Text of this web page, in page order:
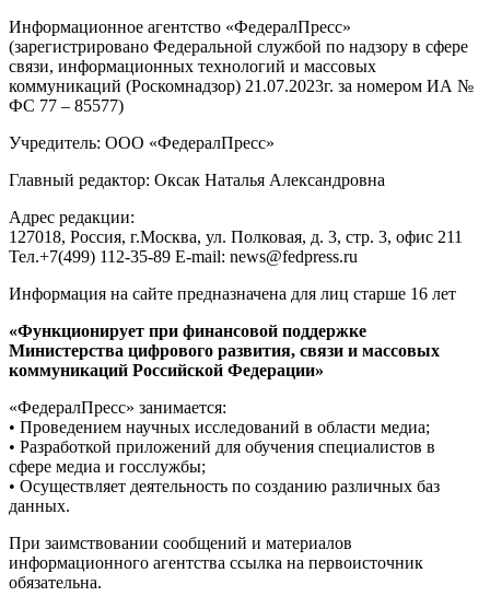
Информационное агентство «ФедералПресс»
(зарегистрировано Федеральной службой по надзору в сфере
связи, информационных технологий и массовых
коммуникаций (Роскомнадзор) 21.07.2023г. за номером ИА №
ФС 77 – 85577)
Учредитель: ООО «ФедералПресс»
Главный редактор: Оксак Наталья Александровна
Адрес редакции:
127018, Россия, г.Москва, ул. Полковая, д. 3, стр. 3, офис 211
Тел.+7(499) 112-35-89 E-mail: news@fedpress.ru
Информация на сайте предназначена для лиц старше 16 лет
«Функционирует при финансовой поддержке
Министерства цифрового развития, связи и массовых
коммуникаций Российской Федерации»
«ФедералПресс» занимается:
• Проведением научных исследований в области медиа;
• Разработкой приложений для обучения специалистов в
сфере медиа и госслужбы;
• Осуществляет деятельность по созданию различных баз
данных.
При заимствовании сообщений и материалов
информационного агентства ссылка на первоисточник
обязательна.